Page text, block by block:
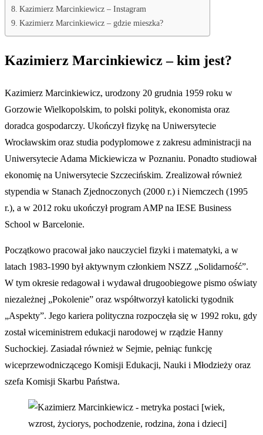
Kazimierz Marcinkiewicz – Instagram
Kazimierz Marcinkiewicz – gdzie mieszka?
Kazimierz Marcinkiewicz – kim jest?
Kazimierz Marcinkiewicz, urodzony 20 grudnia 1959 roku w
Gorzowie Wielkopolskim, to polski polityk, ekonomista oraz
doradca gospodarczy. Ukończył fizykę na Uniwersytecie
Wrocławskim oraz studia podyplomowe z zakresu administracji na
Uniwersytecie Adama Mickiewicza w Poznaniu. Ponadto studiował
ekonomię na Uniwersytecie Szczecińskim. Zrealizował również
stypendia w Stanach Zjednoczonych (2000 r.) i Niemczech (1995
r.), a w 2012 roku ukończył program AMP na IESE Business
School w Barcelonie.
Początkowo pracował jako nauczyciel fizyki i matematyki, a w
latach 1983-1990 był aktywnym członkiem NSZZ „Solidarność”.
W tym okresie redagował i wydawał drugoobiegowe pismo oświaty
niezależnej „Pokolenie” oraz współtworzył katolicki tygodnik
„Aspekty”. Jego kariera polityczna rozpoczęła się w 1992 roku, gdy
został wiceministrem edukacji narodowej w rządzie Hanny
Suchockiej. Zasiadał również w Sejmie, pełniąc funkcję
wiceprzewodniczącego Komisji Edukacji, Nauki i Młodzieży oraz
szefa Komisji Skarbu Państwa.